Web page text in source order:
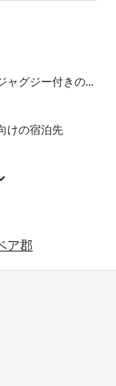
露天風呂・ジャグジー付きの宿泊施設
けの宿泊先
ア郡